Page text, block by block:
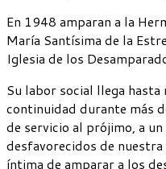
En 1948 amparan a la
María Santísima de la
Iglesia de los
Su labor social llega
continuidad durante más
de servicio al prójimo, a
desfavorecidos de
íntima de amparar a los